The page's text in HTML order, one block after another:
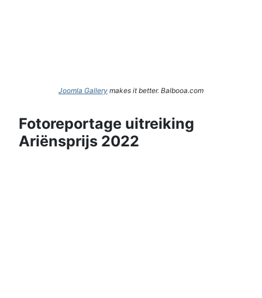
Joomla Gallery makes it better. Balbooa.com
Fotoreportage uitreiking
Ariënsprijs 2022